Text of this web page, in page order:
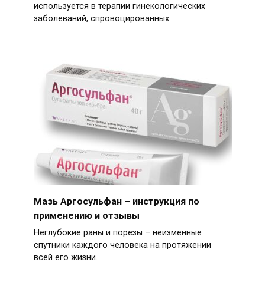
используется в терапии гинекологических
заболеваний, спровоцированных
Мазь Аргосульфан – инструкция по
применению и отзывы
Неглубокие раны и порезы – неизменные
спутники каждого человека на протяжении
всей его жизни.